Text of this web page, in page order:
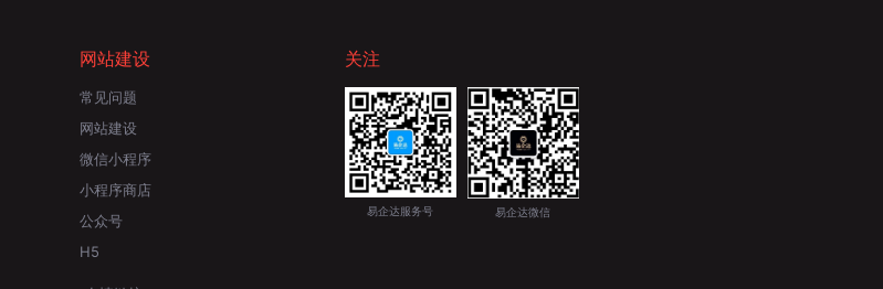
网站建设
常见问题
网站建设
微信小程序
小程序商店
公众号
H5
关注
易企达服务号 易企达微信